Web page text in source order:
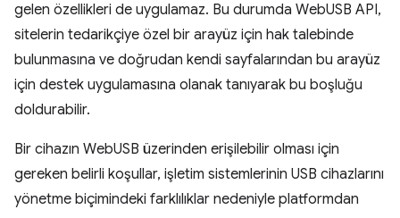
gelen özellikleri de uygulamaz. Bu durumda WebUSB API,
sitelerin tedarikçiye özel bir arayüz için hak talebinde
bulunmasına ve doğrudan kendi sayfalarından bu arayüz
için destek uygulamasına olanak tanıyarak bu boşluğu
doldurabilir.
Bir cihazın WebUSB üzerinden erişilebilir olması için
gereken belirli koşullar, işletim sistemlerinin USB cihazlarını
yönetme biçimindeki farklılıklar nedeniyle platformdan